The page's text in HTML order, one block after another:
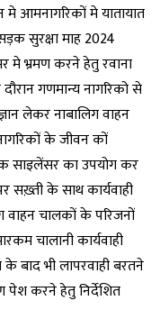
आमनागरिकों मे यातायात
सुरक्षा माह 2024
मे भ्रमण करने हेतु रवाना
गणमान्य नागरिको से
लेकर नाबालिग वाहन
के जीवन कों
साइलेंसर का उपयोग कर
के साथ कार्यवाही
चालकों के परिजनों
चालानी कार्यवाही
बाद भी लापरवाही बरतने
पेश करने हेतु निर्देशित